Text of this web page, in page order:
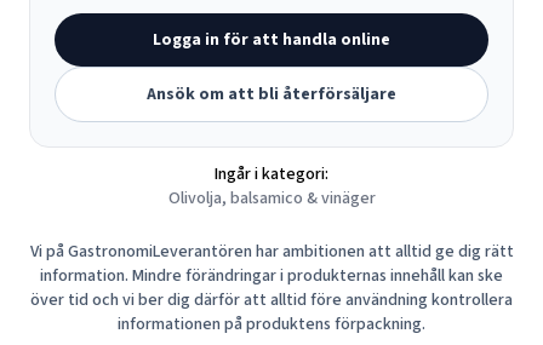
Logga in för att handla online
Ansök om att bli återförsäljare
Ingår i kategori:
Olivolja, balsamico & vinäger
Vi på GastronomiLeverantören har ambitionen att alltid ge dig rätt
information. Mindre förändringar i produkternas innehåll kan ske
över tid och vi ber dig därför att alltid före användning kontrollera
informationen på produktens förpackning.